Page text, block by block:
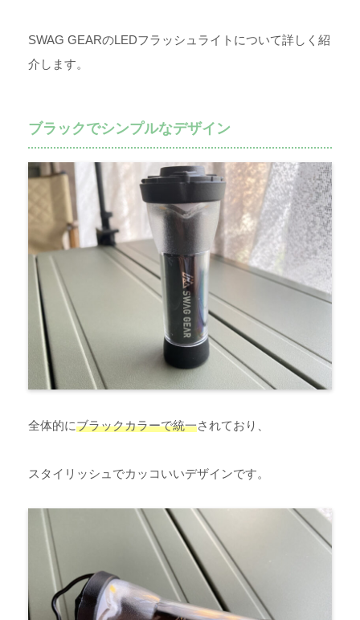
SWAG GEARのLEDフラッシュライトについて詳しく紹
介します。
ブラックでシンプルなデザイン
全体的にブラックカラーで統一されており、
スタイリッシュでカッコいいデザインです。